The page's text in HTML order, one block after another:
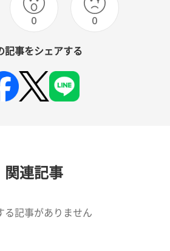
0 0
記事をシェアする
関連記事
る記事がありません